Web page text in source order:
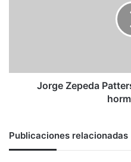
Jorge Zepeda
Publicaciones relacionadas